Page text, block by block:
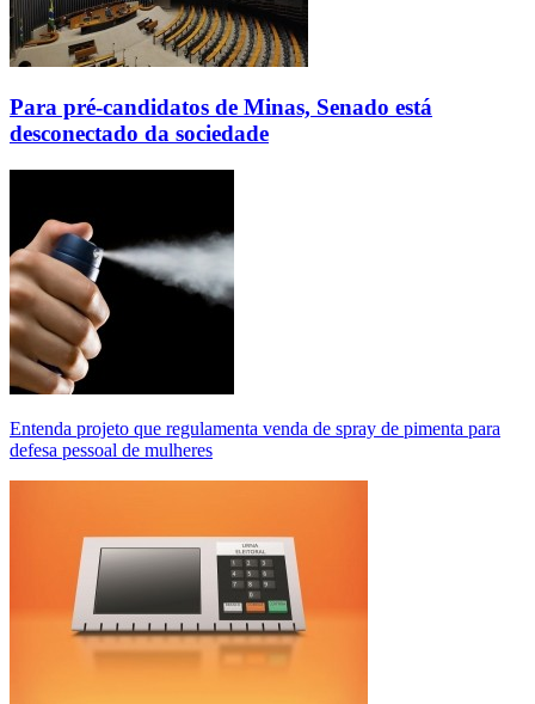
Para pré-candidatos de Minas, Senado está
desconectado da sociedade
Entenda projeto que regulamenta venda de spray de pimenta para
defesa pessoal de mulheres